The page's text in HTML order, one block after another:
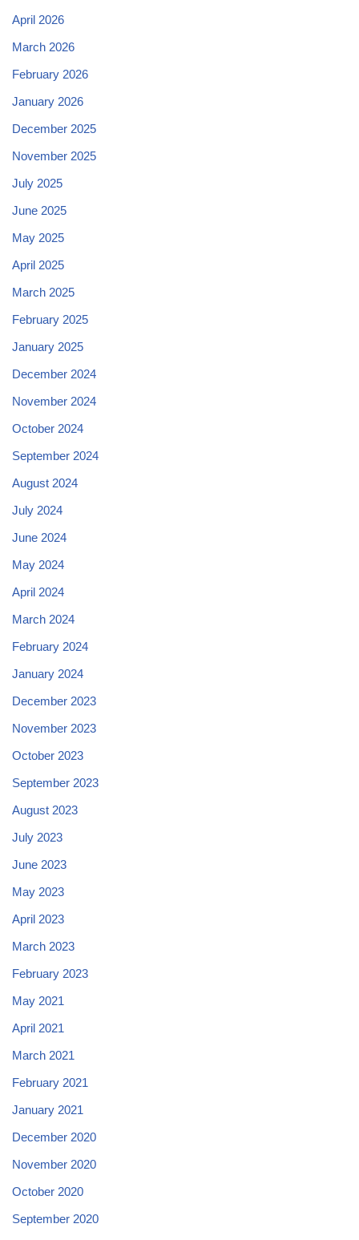
April 2026
March 2026
February 2026
January 2026
December 2025
November 2025
July 2025
June 2025
May 2025
April 2025
March 2025
February 2025
January 2025
December 2024
November 2024
October 2024
September 2024
August 2024
July 2024
June 2024
May 2024
April 2024
March 2024
February 2024
January 2024
December 2023
November 2023
October 2023
September 2023
August 2023
July 2023
June 2023
May 2023
April 2023
March 2023
February 2023
May 2021
April 2021
March 2021
February 2021
January 2021
December 2020
November 2020
October 2020
September 2020